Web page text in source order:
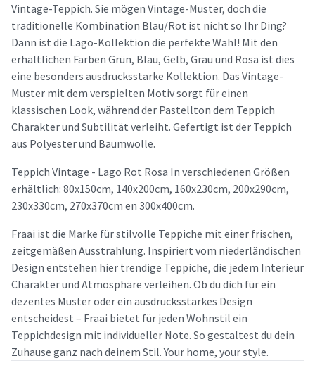
Vintage-Teppich. Sie mögen Vintage-Muster, doch die
traditionelle Kombination Blau/Rot ist nicht so Ihr Ding?
Dann ist die Lago-Kollektion die perfekte Wahl! Mit den
erhältlichen Farben Grün, Blau, Gelb, Grau und Rosa ist dies
eine besonders ausdrucksstarke Kollektion. Das Vintage-
Muster mit dem verspielten Motiv sorgt für einen
klassischen Look, während der Pastellton dem Teppich
Charakter und Subtilität verleiht. Gefertigt ist der Teppich
aus Polyester und Baumwolle.
Teppich Vintage - Lago Rot Rosa In verschiedenen Größen
erhältlich: 80x150cm, 140x200cm, 160x230cm, 200x290cm,
230x330cm, 270x370cm en 300x400cm.
Fraai ist die Marke für stilvolle Teppiche mit einer frischen,
zeitgemäßen Ausstrahlung. Inspiriert vom niederländischen
Design entstehen hier trendige Teppiche, die jedem Interieur
Charakter und Atmosphäre verleihen. Ob du dich für ein
dezentes Muster oder ein ausdrucksstarkes Design
entscheidest – Fraai bietet für jeden Wohnstil ein
Teppichdesign mit individueller Note. So gestaltest du dein
Zuhause ganz nach deinem Stil. Your home, your style.